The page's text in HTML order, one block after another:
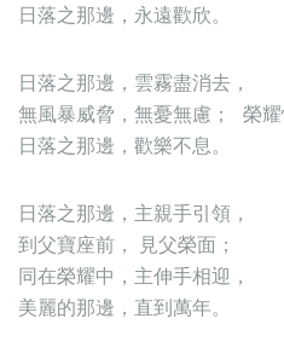
日落之那邊，永遠歡欣。
日落之那邊，雲霧盡消去，
無風暴威脅，無憂無慮； 榮耀
日落之那邊，歡樂不息。
日落之那邊，主親手引領，
到父寶座前， 見父榮面；
同在榮耀中，主伸手相迎，
美麗的那邊，直到萬年。